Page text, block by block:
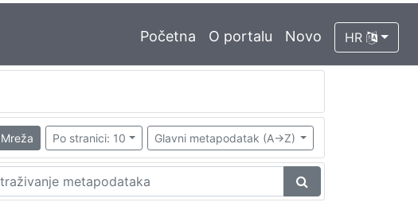
Početna O portalu Novo HR
Mreža Po stranici: 10 Glavni metapodatak (A->Z)